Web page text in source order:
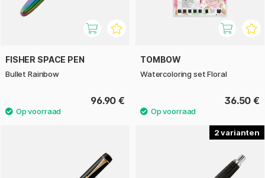
FISHER SPACE PEN
Bullet Rainbow
96.90 €
TOMBOW
Watercoloring set Floral
36.50 €
2